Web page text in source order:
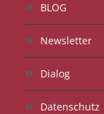
BLOG
Newsletter
Dialog
Datenschutz